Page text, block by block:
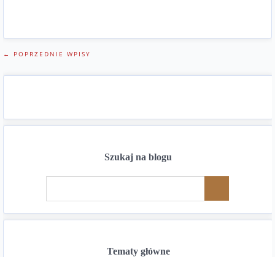
← POPRZEDNIE WPISY
Szukaj na blogu
Tematy główne